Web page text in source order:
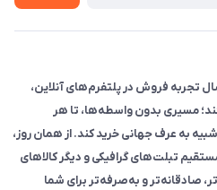
۱۴۰۰، بعد از دو سال تجربه فروش در پلتفرم‌های آنلاین،
مسیری بدون واسطه‌ها، تا هر
به عرف جهانی خرید کند. از همان روز،
تبلت‌های گرافیکی و دیگر کالاهای
صادقانه‌تر و به‌صرفه‌تر برای شما